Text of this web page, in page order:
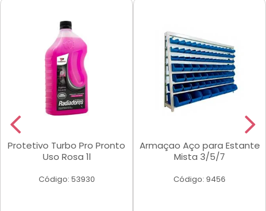
Protetivo Turbo Pro Pronto
Uso Rosa 1l
Código: 53930
Armaçao Aço para Estante
Mista 3/5/7
Código: 9456